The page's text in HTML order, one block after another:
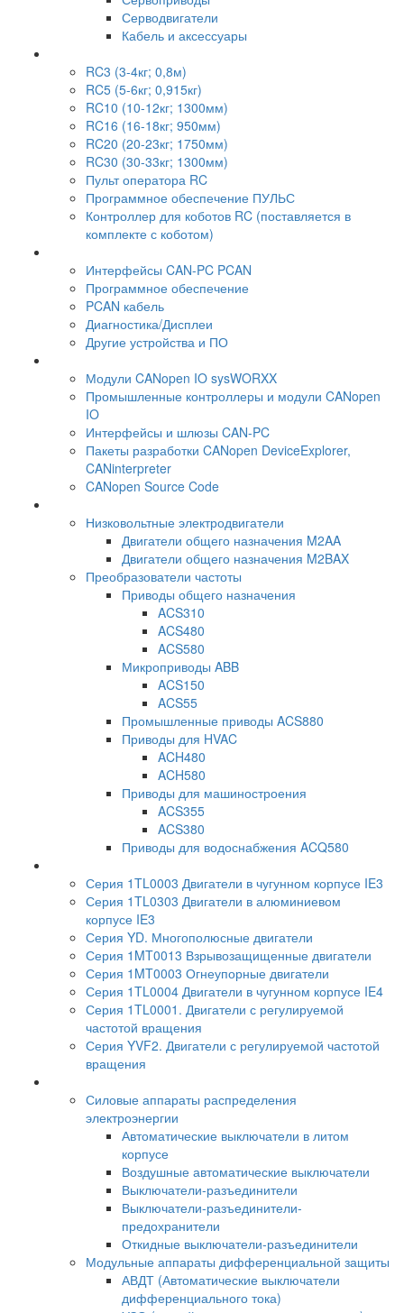
Серводвигатели
Кабель и аксессуары
RC3 (3-4кг; 0,8м)
RC5 (5-6кг; 0,915кг)
RC10 (10-12кг; 1300мм)
RC16 (16-18кг; 950мм)
RC20 (20-23кг; 1750мм)
RC30 (30-33кг; 1300мм)
Пульт оператора RC
Программное обеспечение ПУЛЬС
Контроллер для коботов RC (поставляется в
комплекте с коботом)
Интерфейсы CAN-PC PCAN
Программное обеспечение
PCAN кабель
Диагностика/Дисплеи
Другие устройства и ПО
Модули CANopen IO sysWORXX
Промышленные контроллеры и модули CANopen
IO
Интерфейсы и шлюзы CAN-PC
Пакеты разработки CANopen DeviceExplorer,
CANinterpreter
CANopen Source Code
Низковольтные электродвигатели
Двигатели общего назначения M2AA
Двигатели общего назначения M2BAX
Преобразователи частоты
Приводы общего назначения
ACS310
ACS480
ACS580
Микроприводы ABB
ACS150
ACS55
Промышленные приводы ACS880
Приводы для HVAC
ACH480
ACH580
Приводы для машиностроения
ACS355
ACS380
Приводы для водоснабжения ACQ580
Серия 1TL0003 Двигатели в чугунном корпусе IE3
Серия 1TL0303 Двигатели в алюминиевом
корпусе IE3
Серия YD. Многополюсные двигатели
Серия 1MT0013 Взрывозащищенные двигатели
Серия 1MT0003 Огнеупорные двигатели
Серия 1TL0004 Двигатели в чугунном корпусе IE4
Серия 1TL0001. Двигатели с регулируемой
частотой вращения
Серия YVF2. Двигатели с регулируемой частотой
вращения
Силовые аппараты распределения
электроэнергии
Автоматические выключатели в литом
корпусе
Воздушные автоматические выключатели
Выключатели-разъединители
Выключатели-разъединители-
предохранители
Откидные выключатели-разъединители
Модульные аппараты дифференциальной защиты
АВДТ (Автоматические выключатели
дифференциального тока)